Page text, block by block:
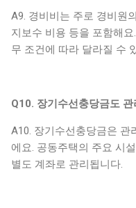
A9. 경비비는 주로 경비원
지보수 비용 등을 포함해
무 조건에 따라 달라질 수
Q10. 장기수선충당금도
A10. 장기수선충당금은 관
에요. 공동주택의 주요 시
별도 계좌로 관리됩니다.